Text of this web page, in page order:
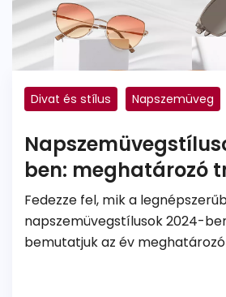
Divat és stílus Napszemüveg
Polarizált
ben: meghatározó
Fedezze fel, mik a
napszemüvegstílusok 2024-
bemutatjuk az év